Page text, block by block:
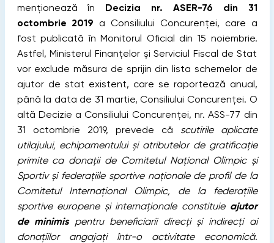
menționează în Decizia nr. ASER-76 din 31
octombrie 2019 a Consiliului Concurenței, care a
fost publicată în Monitorul Oficial din 15 noiembrie.
Astfel, Ministerul Finanțelor și Serviciul Fiscal de Stat
vor exclude măsura de sprijin din lista schemelor de
ajutor de stat existent, care se raportează anual,
până la data de 31 martie, Consiliului Concurenței. O
altă Decizie a Consiliului Concurenței, nr. ASS-77 din
31 octombrie 2019, prevede că scutirile aplicate
utilajului, echipamentului și atributelor de gratificație
primite ca donații de Comitetul Național Olimpic și
Sportiv și federațiile sportive naționale de profil de la
Comitetul Internațional Olimpic, de la federațiile
sportive europene și internaționale constituie ajutor
de minimispentru beneficiarii direcți și indirecți ai
donațiilor angajați într-o activitate economică.